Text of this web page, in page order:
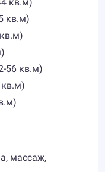
кв.м)
56 кв.м)
кв.м)
массаж,